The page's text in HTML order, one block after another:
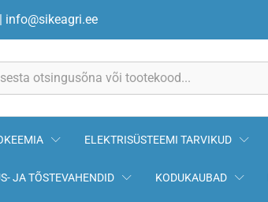
| info@sikeagri.ee
ELEKTRISÜSTEEMI TARVIKUD
JA TÕSTEVAHENDID KODUKAUBAD
AN